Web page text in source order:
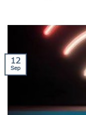
12
Sep